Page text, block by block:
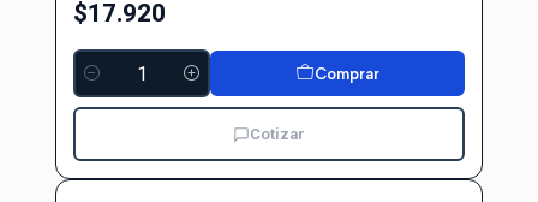
$17.920
Cantidad
Comprar
Cotizar